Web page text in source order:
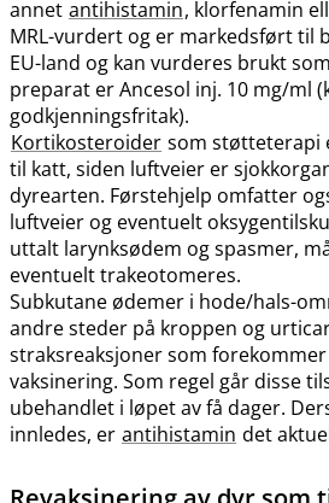
annet antihistamin, klorfenamin
MRL-vurdert og er markedsført til
EU-land og kan vurderes brukt
preparat er Ancesol inj. 10 mg/ml
godkjenningsfritak).
Kortikosteroider som støtteterapi
til katt, siden luftveier er
dyrearten. Førstehjelp omfatter
luftveier og eventuelt
uttalt larynksødem og spasmer,
eventuelt trakeotomeres.
Subkutane ødemer i hode​/​hals-
andre steder på kroppen og
straksreaksjoner som
vaksinering. Som regel går disse
ubehandlet i løpet av få dager.
innledes, er antihistamin det